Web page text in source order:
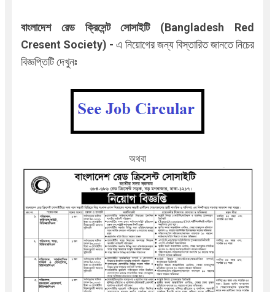
বাংলাদেশ রেড ক্রিসেন্ট সোসাইটি (Bangladesh Red
Cresent Society) -এ নিয়োগের জন্য বিস্তারিত জানতে নিচের
বিজ্ঞপ্তিটি দেখুনঃ
অথবা